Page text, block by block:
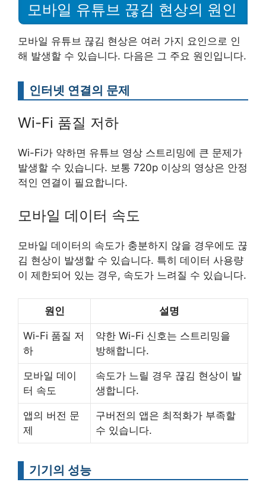
모바일 유튜브 끊김 현상의 원인
모바일 유튜브 끊김 현상은 여러 가지 요인으로 인
해 발생할 수 있습니다. 다음은 그 주요 원인입니다.
인터넷 연결의 문제
Wi-Fi 품질 저하
Wi-Fi가 약하면 유튜브 영상 스트리밍에 큰 문제가
발생할 수 있습니다. 보통 720p 이상의 영상은 안정
적인 연결이 필요합니다.
모바일 데이터 속도
모바일 데이터의 속도가 충분하지 않을 경우에도 끊
김 현상이 발생할 수 있습니다. 특히 데이터 사용량
이 제한되어 있는 경우, 속도가 느려질 수 있습니다.
원인 설명
Wi-Fi 품질 저
하
약한 Wi-Fi 신호는 스트리밍을
방해합니다.
모바일 데이
터 속도
속도가 느릴 경우 끊김 현상이 발
생합니다.
앱의 버전 문
제
구버전의 앱은 최적화가 부족할
수 있습니다.
기기의 성능